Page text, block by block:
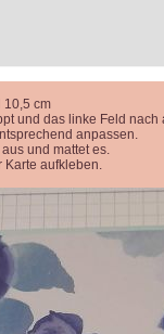
10,5 cm
und das linke Feld nach
anpassen.
und mattet es.
Karte aufkleben.